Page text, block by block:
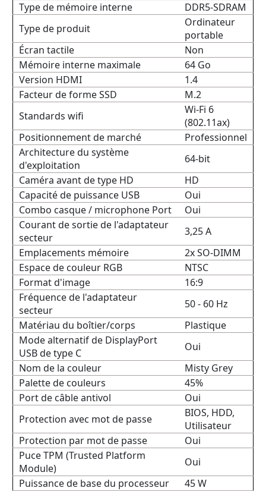
Type de mémoire interne
DDR5-SDRAM
Type de produit
Ordinateur
portable
Écran tactile
Non
Mémoire interne maximale
64 Go
Version HDMI
1.4
Facteur de forme SSD
M.2
Standards wifi
Wi-Fi 6
(802.11ax)
Positionnement de marché
Professionnel
Architecture du système
d'exploitation
64-bit
Caméra avant de type HD
HD
Capacité de puissance USB
Oui
Combo casque / microphone Port
Oui
Courant de sortie de l'adaptateur
secteur
3,25 A
Emplacements mémoire
2x SO-DIMM
Espace de couleur RGB
NTSC
Format d'image
16:9
Fréquence de l'adaptateur
secteur
50 - 60 Hz
Matériau du boîtier/corps
Plastique
Mode alternatif de DisplayPort
USB de type C
Oui
Nom de la couleur
Misty Grey
Palette de couleurs
45%
Port de câble antivol
Oui
Protection avec mot de passe
BIOS, HDD,
Utilisateur
Protection par mot de passe
Oui
Puce TPM (Trusted Platform
Module)
Oui
Puissance de base du processeur
45 W